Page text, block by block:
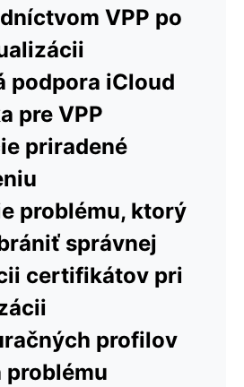
VPP po
podpora iCloud
pre VPP
priradené
problému, ktorý
správnej
certifikátov pri
profilov
problému